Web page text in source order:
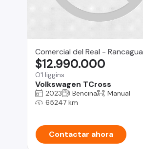
Comercial del Real - Rancagua
O'Higgins
Volkswagen TCross
$12.990.000
2023 Bencina
Manual
65247 km
Contactar ahora